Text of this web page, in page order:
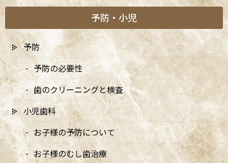
むし歯とはどのような病気か
むし歯（う蝕）は、歯の表面についた細菌がつくり出す酸によっ
て、歯のミネラルが溶け出してしまう「脱灰（だっかい）」が繰
り返され、やがて歯に穴があくまで進行する病気です。単なる
「汚れ」ではなく、歯の組織そのものが失われていく「構造の破
壊」です。歯の表面はエナメル質という非常に硬い組織で覆われて
いますが、酸には弱く、pHが一定以下になると溶け始めます。こ
れが長期間繰り返されることで、表面のミネラルが徐々に失われ、
予防・小児
予防
予防の必要性
歯のクリーニングと検査
小児歯科
お子様の予防について
お子様のむし歯治療